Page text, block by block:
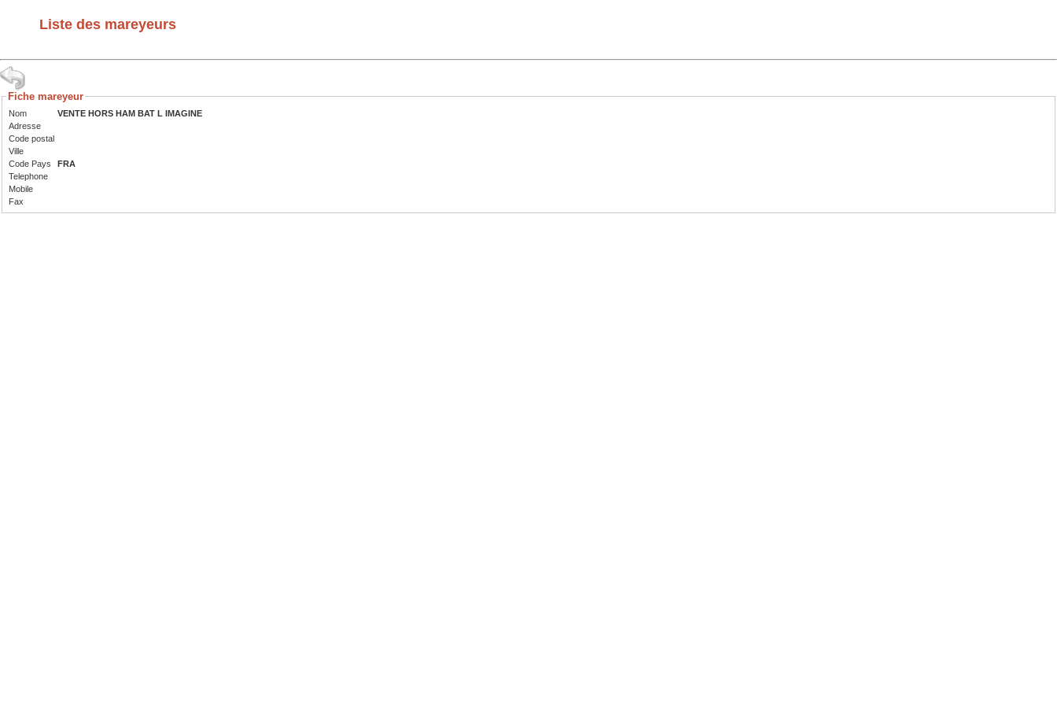
Liste des mareyeurs
Fiche mareyeur
Nom
VENTE HORS HAM BAT L IMAGINE
Adresse
Code postal
Ville
Code Pays
FRA
Telephone
Mobile
Fax